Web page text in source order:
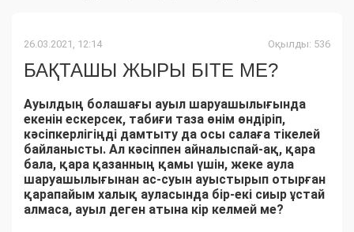
26.03.2021, 12:14 Оқылды: 536
БАҚТАШЫ ЖЫРЫ БІТЕ МЕ?
Ауылдың болашағы ауыл шаруашылығында
екенін ескерсек, табиғи таза өнім өндіріп,
кәсіпкерлігіңді дамтыту да осы салаға тікелей
байланысты. Ал кәсіппен айналыспай-ақ, қара
бала, қара қазанның қамы үшін, жеке аула
шаруашылығынан ас-суын ауыстырып отырған
қарапайым халық ауласында бір-екі сиыр ұстай
алмаса, ауыл деген атына кір келмей ме?